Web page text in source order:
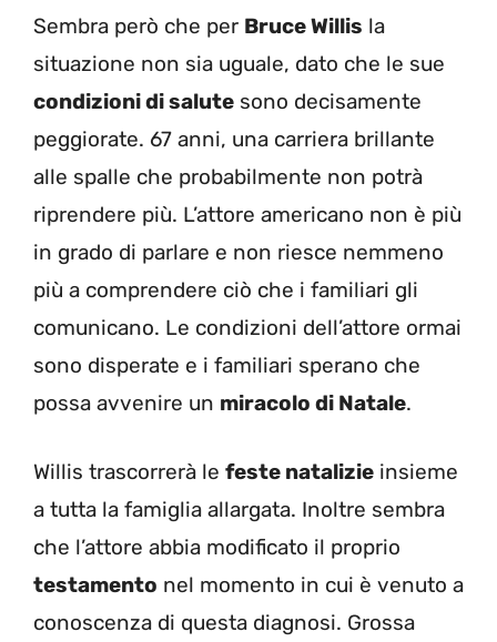
Sembra però che per Bruce Willis la
situazione non sia uguale, dato che le sue
condizioni di salute sono decisamente
peggiorate. 67 anni, una carriera brillante
alle spalle che probabilmente non potrà
riprendere più. L’attore americano non è più
in grado di parlare e non riesce nemmeno
più a comprendere ciò che i familiari gli
comunicano. Le condizioni dell’attore ormai
sono disperate e i familiari sperano che
possa avvenire un miracolo di Natale.
Willis trascorrerà le feste natalizie insieme
a tutta la famiglia allargata. Inoltre sembra
che l’attore abbia modificato il proprio
testamento nel momento in cui è venuto a
conoscenza di questa diagnosi. Grossa